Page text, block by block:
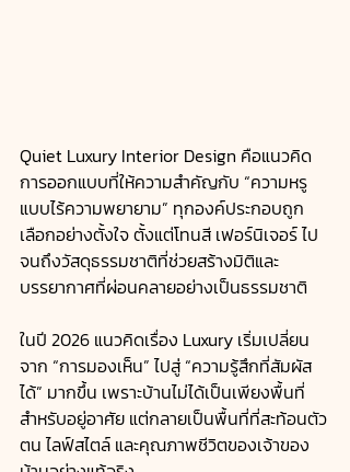
Quiet Luxury Interior Design คือแนวคิด
การออกแบบที่ให้ความสำคัญกับ “ความหรู
แบบไร้ความพยายาม” ทุกองค์ประกอบถูก
เลือกอย่างตั้งใจ ตั้งแต่โทนสี เฟอร์นิเจอร์ ไป
จนถึงวัสดุธรรมชาติที่ช่วยสร้างมิติและ
บรรยากาศที่ผ่อนคลายอย่างเป็นธรรมชาติ
ในปี 2026 แนวคิดเรื่อง Luxury เริ่มเปลี่ยน
จาก “การมองเห็น” ไปสู่ “ความรู้สึกที่สัมผัส
ได้” มากขึ้น เพราะบ้านไม่ได้เป็นเพียงพื้นที่
สำหรับอยู่อาศัย แต่กลายเป็นพื้นที่ที่สะท้อนตัว
ตน ไลฟ์สไตล์ และคุณภาพชีวิตของเจ้าของ